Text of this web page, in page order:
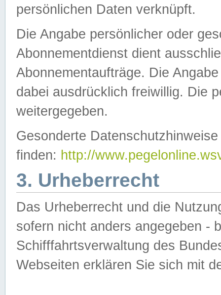
persönlichen Daten verknüpft.
Die Angabe persönlicher oder
Abonnementdienst dient
Abonnementaufträge. Die
dabei ausdrücklich freiwillig. Die
weitergegeben.
Gesonderte
finden: http://
3. Urheberrecht
Das Urheberrecht und die
sofern nicht anders angegeben -
Schifffahrtsverwaltung des
Webseiten erklären Sie sich mit